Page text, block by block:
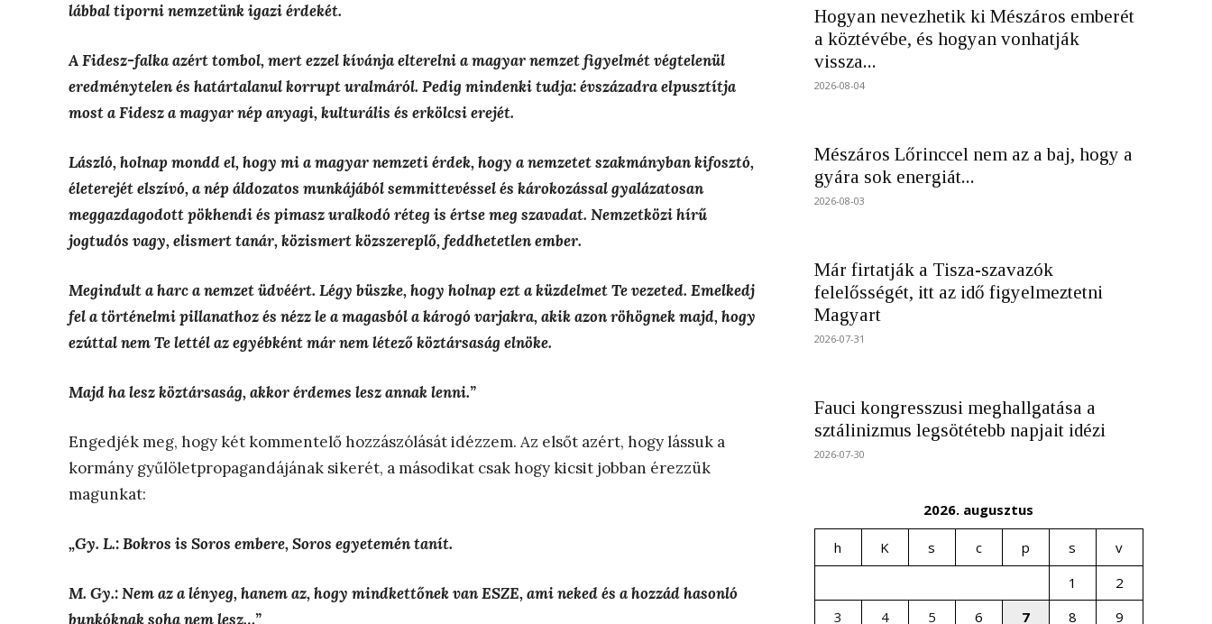
lábbal tiporni nemzetünk igazi érdekét.
A Fidesz-falka azért tombol, mert ezzel kívánja elterelni a magyar nemzet figyelmétvégtelenül
eredménytelen és határtalanul korrupt uralmáról. Pedig mindenki tudja: évszázadra elpusztítja
most a Fidesz a magyar nép anyagi, kulturális és erkölcsi erejét.
László, holnap mondd el, hogy mi a magyar nemzeti érdek, hogy a nemzetet szakmányban kifosztó,
életerejét elszívó, a nép áldozatos munkájából semmittevéssel és károkozással gyalázatosan
meggazdagodott pökhendi és pimasz uralkodó réteg is értse meg szavadat. Nemzetközi hírű
jogtudós vagy, elismert tanár, közismert közszereplő, feddhetetlen ember.
Megindult a harc a nemzet üdvéért. Légy büszke, hogy holnap ezt a küzdelmet Te vezeted. Emelkedj
fel a történelmi pillanathoz és nézz le a magasból a károgó varjakra, akik azon röhögnek majd, hogy
ezúttal nem Te lettél az egyébként már nem létező köztársaság elnöke.
Majd ha lesz köztársaság, akkor érdemes lesz annak lenni.”
Engedjék meg, hogy két kommentelő hozzászólását idézzem. Az elsőt azért, hogy lássuk a
kormány gyűlöletpropagandájának sikerét, a másodikat csak hogy kicsit jobban érezzük
magunkat:
„Gy. L.: Bokros is Soros embere, Soros egyetemén tanít.
M. Gy.: Nem az a lényeg, hanem az, hogy mindkettőnek van ESZE, ami neked és a hozzád hasonló
bunkóknak soha nem lesz…”
Hogyan nevezhetik ki Mészáros emberét
a köztévébe, és hogyan vonhatják
vissza...
2026-08-04
Mészáros Lőrinccel nem az a baj, hogy a
gyára sok energiát...
2026-08-03
Már firtatják a Tisza-szavazók
felelősségét, itt az idő figyelmeztetni
Magyart
2026-07-31
Fauci kongresszusi meghallgatása a
sztálinizmus legsötétebb napjait idézi
2026-07-30
2026. augusztus
h K s c p s
v
1
2
3
4 5 6 7 8
9